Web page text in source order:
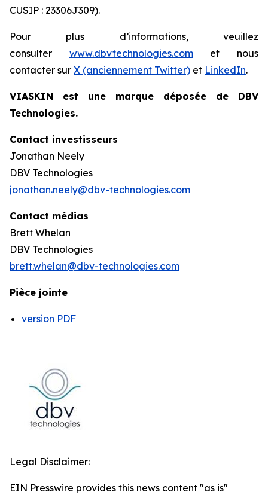
CUSIP : 23306J309).
Pour plus d’informations, veuillez
consulter www.dbvtechnologies.comet nous
contacter sur X (anciennement Twitter) et LinkedIn.
VIASKIN est une marque déposée de DBV
Technologies.
Contact investisseurs
Jonathan Neely
DBV Technologies
jonathan.neely@dbv-technologies.com
Contact médias
Brett Whelan
DBV Technologies
brett.whelan@dbv-technologies.com
Pièce jointe
version PDF
Legal Disclaimer:
EIN Presswire provides this news content "as is"